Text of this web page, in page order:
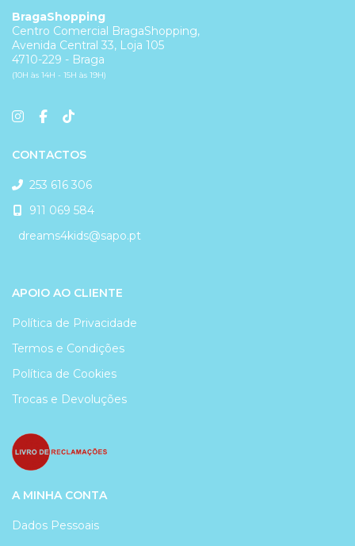
BragaShopping
Centro Comercial BragaShopping,
Avenida Central 33, Loja 105
4710-229 - Braga
(10H às 14H - 15H às 19H)
CONTACTOS
253 616 306
911 069 584
dreams4kids@sapo.pt
APOIO AO CLIENTE
Política de Privacidade
Termos e Condições
Política de Cookies
Trocas e Devoluções
A MINHA CONTA
Dados Pessoais